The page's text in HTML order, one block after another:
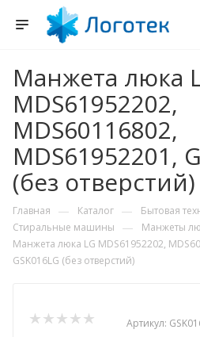
Манжета люка
MDS61952202,
MDS60116802,
MDS61952201,
(без отверстий)
Главная — Каталог — Бытовая
Стиральные машины — Манжеты
Манжета люка LG MDS61952202,
GSK016LG (без отверстий)
Артикул: